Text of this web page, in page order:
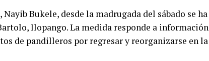
Bukele, desde la madrugada del sábado se ha
Ilopango. La medida responde a información
de pandilleros por regresar y reorganizarse en la